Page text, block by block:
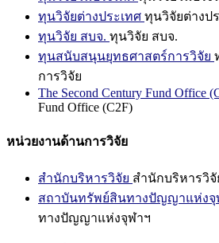
ทุนวิจัยต่างประเทศ ทุนวิจัยต่างป
ทุนวิจัย สบจ. ทุนวิจัย สบจ.
ทุนสนับสนุนยุทธศาสตร์การวิจัย
การวิจัย
The Second Century Fund Office
Fund Office (C2F)
หน่วยงานด้านการวิจัย
สำนักบริหารวิจัย สำนักบริหารวิจั
สถาบันทรัพย์สินทางปัญญาแห่งจุ
ทางปัญญาแห่งจุฬาฯ